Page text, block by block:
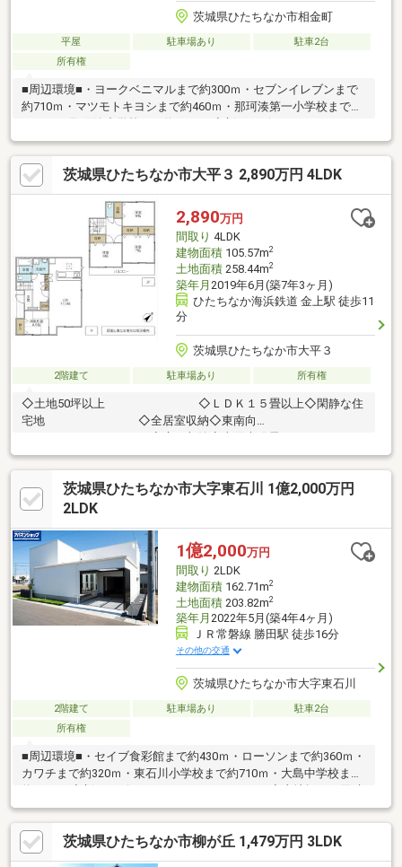
茨城県ひたちなか市相金町
平屋 駐車場あり
駐車2台
所有権
■周辺環境■・ヨークベニマルまで約300ｍ・セブンイレブンまで
約710ｍ・マツモトキヨシまで約460ｍ・那珂湊第一小学校まで約
ウンター◆土地探しと同時に、お客様が気になるハウスメーカー
や建築業者様を無料でご相談いただけます！また当社にて建築担
当営業様もご紹介いたします！お気軽にご相談ください♪
茨城県ひたちなか市大平３ 2,890万円 4LDK
2,890万円
間取り 4LDK
建物面積105.57m2
土地面積258.44m2
築年月 2019年6月(築7年3ヶ月)
ひたちなか海浜鉄道 金上駅 徒歩11
分
茨城県ひたちなか市大平３
2階建て 駐車場あり 所有権
◇土地50坪以上 ◇ＬＤＫ１５畳以上◇閑静な住
宅地 ◇全居室収納◇東南向
き ◇床下収納◇太陽光発電システ
ム ◇ワドイバルコニー【内見・資料請求や問い合わせ
は店舗まで TEL：029-224-3655】
茨城県ひたちなか市大字東石川 1億2,000万円
2LDK
1億2,000万円
間取り 2LDK
建物面積162.71m2
土地面積203.82m2
築年月 2022年5月(築4年4ヶ月)
ＪＲ常磐線 勝田駅 徒歩16分
その他の交通
茨城県ひたちなか市大字東石川
2階建て 駐車場あり
駐車2台
所有権
■周辺環境■・セイブ食彩館まで約430ｍ・ローソンまで約360ｍ・
カワチまで約320ｍ・東石川小学校まで約710ｍ・大島中学校まで
に、お客様が気になるハウスメーカーや建築業者様を無料でご相
談いただけます！また当社にて建築担当営業様もご紹介いたしま
す！お気軽にご相談ください♪
茨城県ひたちなか市柳が丘 1,479万円 3LDK